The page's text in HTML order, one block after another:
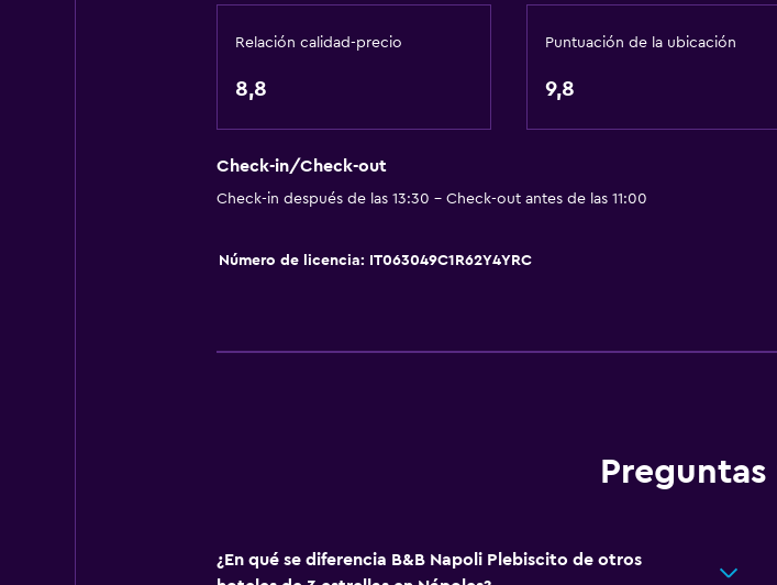
Vista al patio interior
Insonorización
Vista a punto de interés
Casilleros
Relación calidad-precio
8,8
Puntuación de la ubicación
9,8
Check-in/Check-out
Check-in después de las 13:30 - Check-out antes de las 11:00
Número de licencia: IT063049C1R62Y4YRC
¿En qué se diferencia B&B Napoli Plebiscito de otros